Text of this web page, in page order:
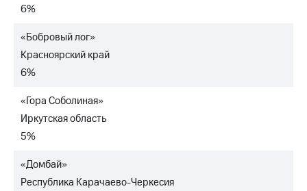
Контакты
развитие
этика
На главную
6%
«Бобровый лог»
Красноярский край
6%
«Гора Соболиная»
Иркутская область
5%
«Домбай»
Республика Карачаево-Черкесия